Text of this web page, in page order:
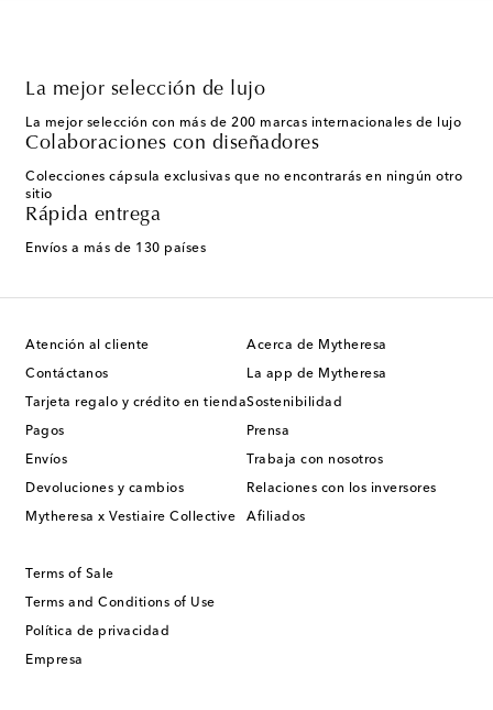
La mejor selección de lujo
La mejor selección con más de 200 marcas internacionales de lujo
Colaboraciones con diseñadores
Colecciones cápsula exclusivas que no encontrarás en ningún otro
sitio
Rápida entrega
Envíos a más de 130 países
Atención al cliente
Contáctanos
Tarjeta regalo y crédito en tienda
Pagos
Envíos
Devoluciones y cambios
Mytheresa x Vestiaire Collective
Acerca de Mytheresa
La app de Mytheresa
Sostenibilidad
Prensa
Trabaja con nosotros
Relaciones con los inversores
Afiliados
Terms of Sale
Terms and Conditions of Use
Política de privacidad
Empresa